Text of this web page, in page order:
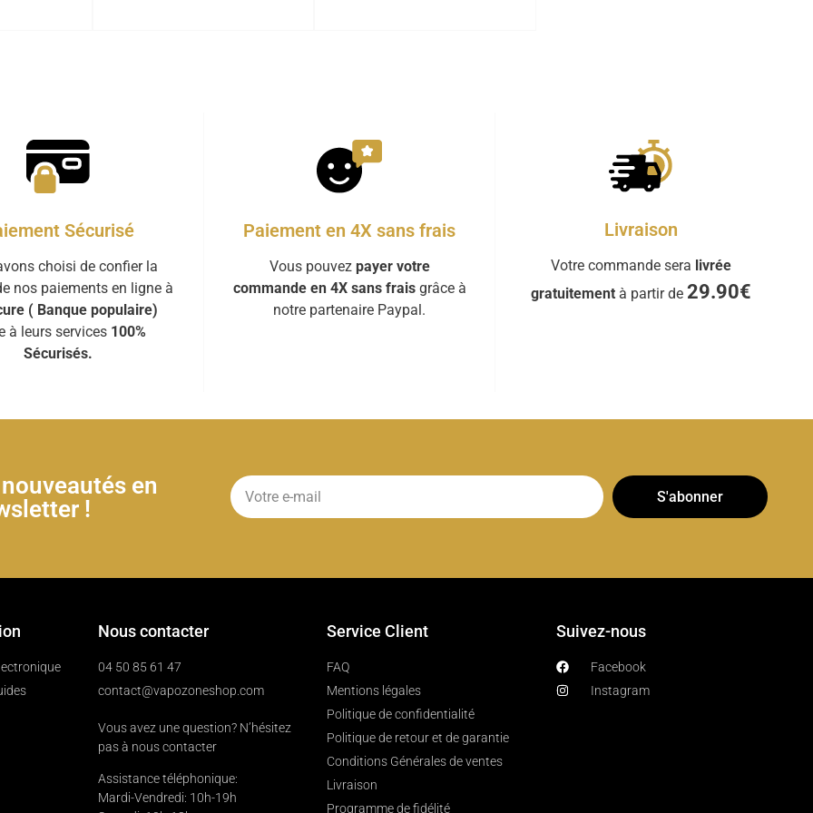
Sécurisé
choisi de confier la
nos paiements en ligne à
( Banque populaire)
à leurs services 100%
Sécurisés.
Paiement en 4X sans frais
Vous pouvez payer votre
commande en 4X sans fraisgrâce à
notre partenaire Paypal.
Livraison
Votre commande sera livrée
gratuitementà partir de 29.90€
en
!
S'abonner
Nous contacter
04 50 85 61 47
contact@vapozoneshop.com
Vous avez une question? N’hésitez
pas à nous contacter
Assistance téléphonique:
Mardi-Vendredi: 10h-19h
Service Client
FAQ
Mentions légales
Politique de confidentialité
Politique de retour et de garantie
Conditions Générales de ventes
Livraison
Programme de fidélité
Suivez-nous
Facebook
Instagram